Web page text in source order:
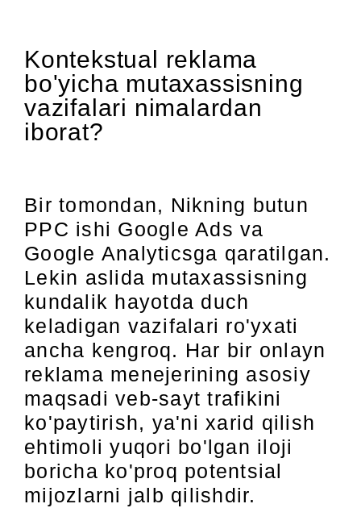
Kontekstual reklama
bo'yicha mutaxassisning
vazifalari nimalardan
iborat?
Bir tomondan, Nikning butun
PPC ishi Google Ads va
Google Analyticsga qaratilgan.
Lekin aslida mutaxassisning
kundalik hayotda duch
keladigan vazifalari ro'yxati
ancha kengroq. Har bir onlayn
reklama menejerining asosiy
maqsadi veb-sayt trafikini
ko'paytirish, ya'ni xarid qilish
ehtimoli yuqori bo'lgan iloji
boricha ko'proq potentsial
mijozlarni jalb qilishdir.